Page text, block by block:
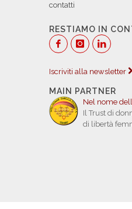
contatti
RESTIAMO IN
Iscriviti alla newsletter
MAIN PARTNER
Nel nome
Il Trust di
di libertà